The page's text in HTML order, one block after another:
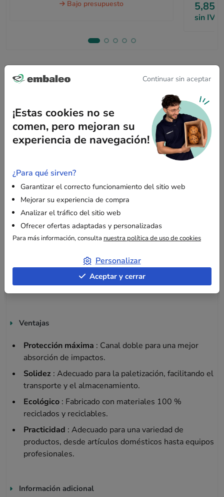
Bajo presupuesto 5,85 €
sin IVA
¿Por qué elegir una caja de cartón de canal
doble para sus envíos?
diseñadas paraproteger sus artículos pesados y frágiles
durante el envío y el almacenamiento. Fabricadas con
materiales 100 % reciclados y reciclables.
Perfecto para enviar juguetes, libros y material industrial, este
cartón también es adecuado para el almacenamiento. Su
robustez permite soportar bien el apilamiento, garantizando
Ventajas
Protección máxima : Canal doble para una mejor
absorción de impactos.
Solidez : Adecuado para la paletización, facilitando el
transporte y el almacenamiento.
Ecológico: Fabricado con materiales 100 %
reciclados y reciclables.
Practicidad : Adecuado para una variedad de
productos, desde artículos domésticos hasta equipos
profesionales.
Información adicional
Continuar sin aceptar
¡Estas cookies no se
comen, pero mejoran su
experiencia de navegación!
¿Para qué sirven?
Garantizar el correcto funcionamiento del sitio web
Mejorar su experiencia de compra
Analizar el tráfico del sitio web
Ofrecer ofertas adaptadas y personalizadas
Para más información, consulta nuestra política de uso de cookies
Personalizar
Aceptar y cerrar